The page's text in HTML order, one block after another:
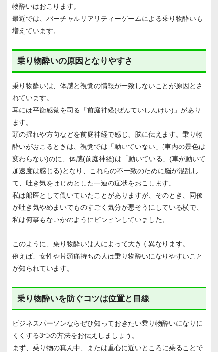
物酔いはおこります。
最近では、バーチャルリアリティーゲームによる乗り物酔いも
増えています。
乗り物酔いの原因となりやすさ
乗り物酔いは、体感と視覚の情報が一致しないことが原因とさ
れています。
耳には平衡感覚を司る「前庭神経(ぜんていしんけい)」があり
ます。
頭の揺れや方向などを前庭神経で感じ、脳に伝えます。乗り物
酔いがおこるときは、視覚では「動いていない」(車内の景色は
変わらない)のに、体感(前庭神経)は「動いている」(車が動いて
加速度は感じる)となり、これらの不一致のために脳が混乱し
て、吐き気をはじめとした一連の症状をおこします。
私は船医として働いていたことがありますが、そのとき、同僚
が吐き気やめまいでものすごく気分が悪そうにしている横で、
私は何事もないかのようにピンピンしていました。
このように、乗り物酔いは人によって大きく異なります。
例えば、女性や片頭痛持ちの人は乗り物酔いになりやすいこと
が知られています。
乗り物酔いを防ぐコツは位置と目線
ビジネスパーソンならぜひ知っておきたい乗り物酔いになりに
くくする3つの方法をお伝えしましょう。
まず、乗り物の真ん中、または重心に近いところに乗ることで